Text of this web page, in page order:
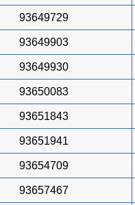
93649729
93649903
93649930
93650083
93651843
93651941
93654709
93657467